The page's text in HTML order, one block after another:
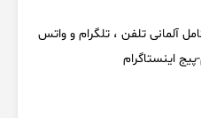
آلمانی تلفن ، تلگرام و واتس
تلگرام-پیج اینستاگرام